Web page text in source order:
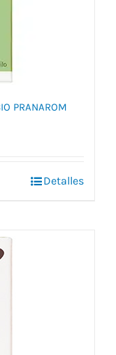
PRANAROM
Detalles